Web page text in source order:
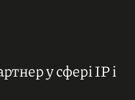
у сфері IP і